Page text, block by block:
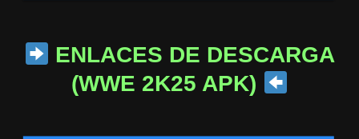
ENLACES DE DESCARGA
(WWE 2K25 APK)